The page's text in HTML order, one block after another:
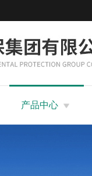
产品中心